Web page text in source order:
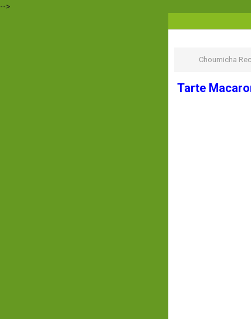
-->
Choumicha
Tarte